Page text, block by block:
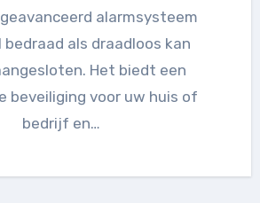
alarmsysteem
als draadloos kan
Het biedt een
beveiliging voor uw huis of
bedrijf en…